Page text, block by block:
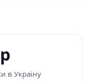
в Україну